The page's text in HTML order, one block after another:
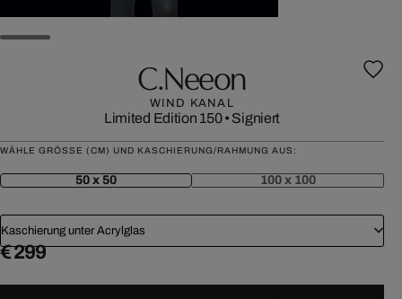
C.neeon
WIND KANAL
Limited Edition 150• Signiert
WÄHLE GRÖSSE (CM) UND KASCHIERUNG/RAHMUNG AUS:
50 x 50 100 x 100
Kaschierung unter Acrylglas
€ 299